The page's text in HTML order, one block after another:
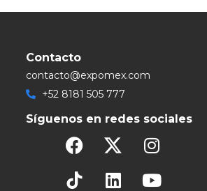
Contacto
contacto@expomex.com
+52 8181 505 777
Síguenos en redes sociales